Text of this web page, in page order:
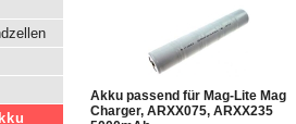
Akku passend für Mag-Lite Mag
Charger, ARXX075, ARXX235